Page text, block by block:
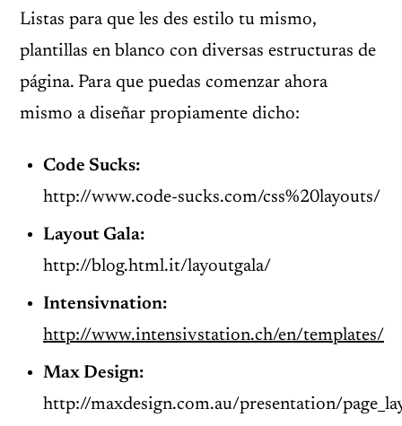
Listas para que les des estilo tu mismo,
plantillas en blanco con diversas estructuras de
página. Para que puedas comenzar ahora
mismo a diseñar propiamente dicho:
Code Sucks:
http://www.code-sucks.com/css%20layouts/
Layout Gala:
http://blog.html.it/layoutgala/
Intensivnation:
http://www.intensivstation.ch/en/templates/
Max Design:
http://maxdesign.com.au/presentation/